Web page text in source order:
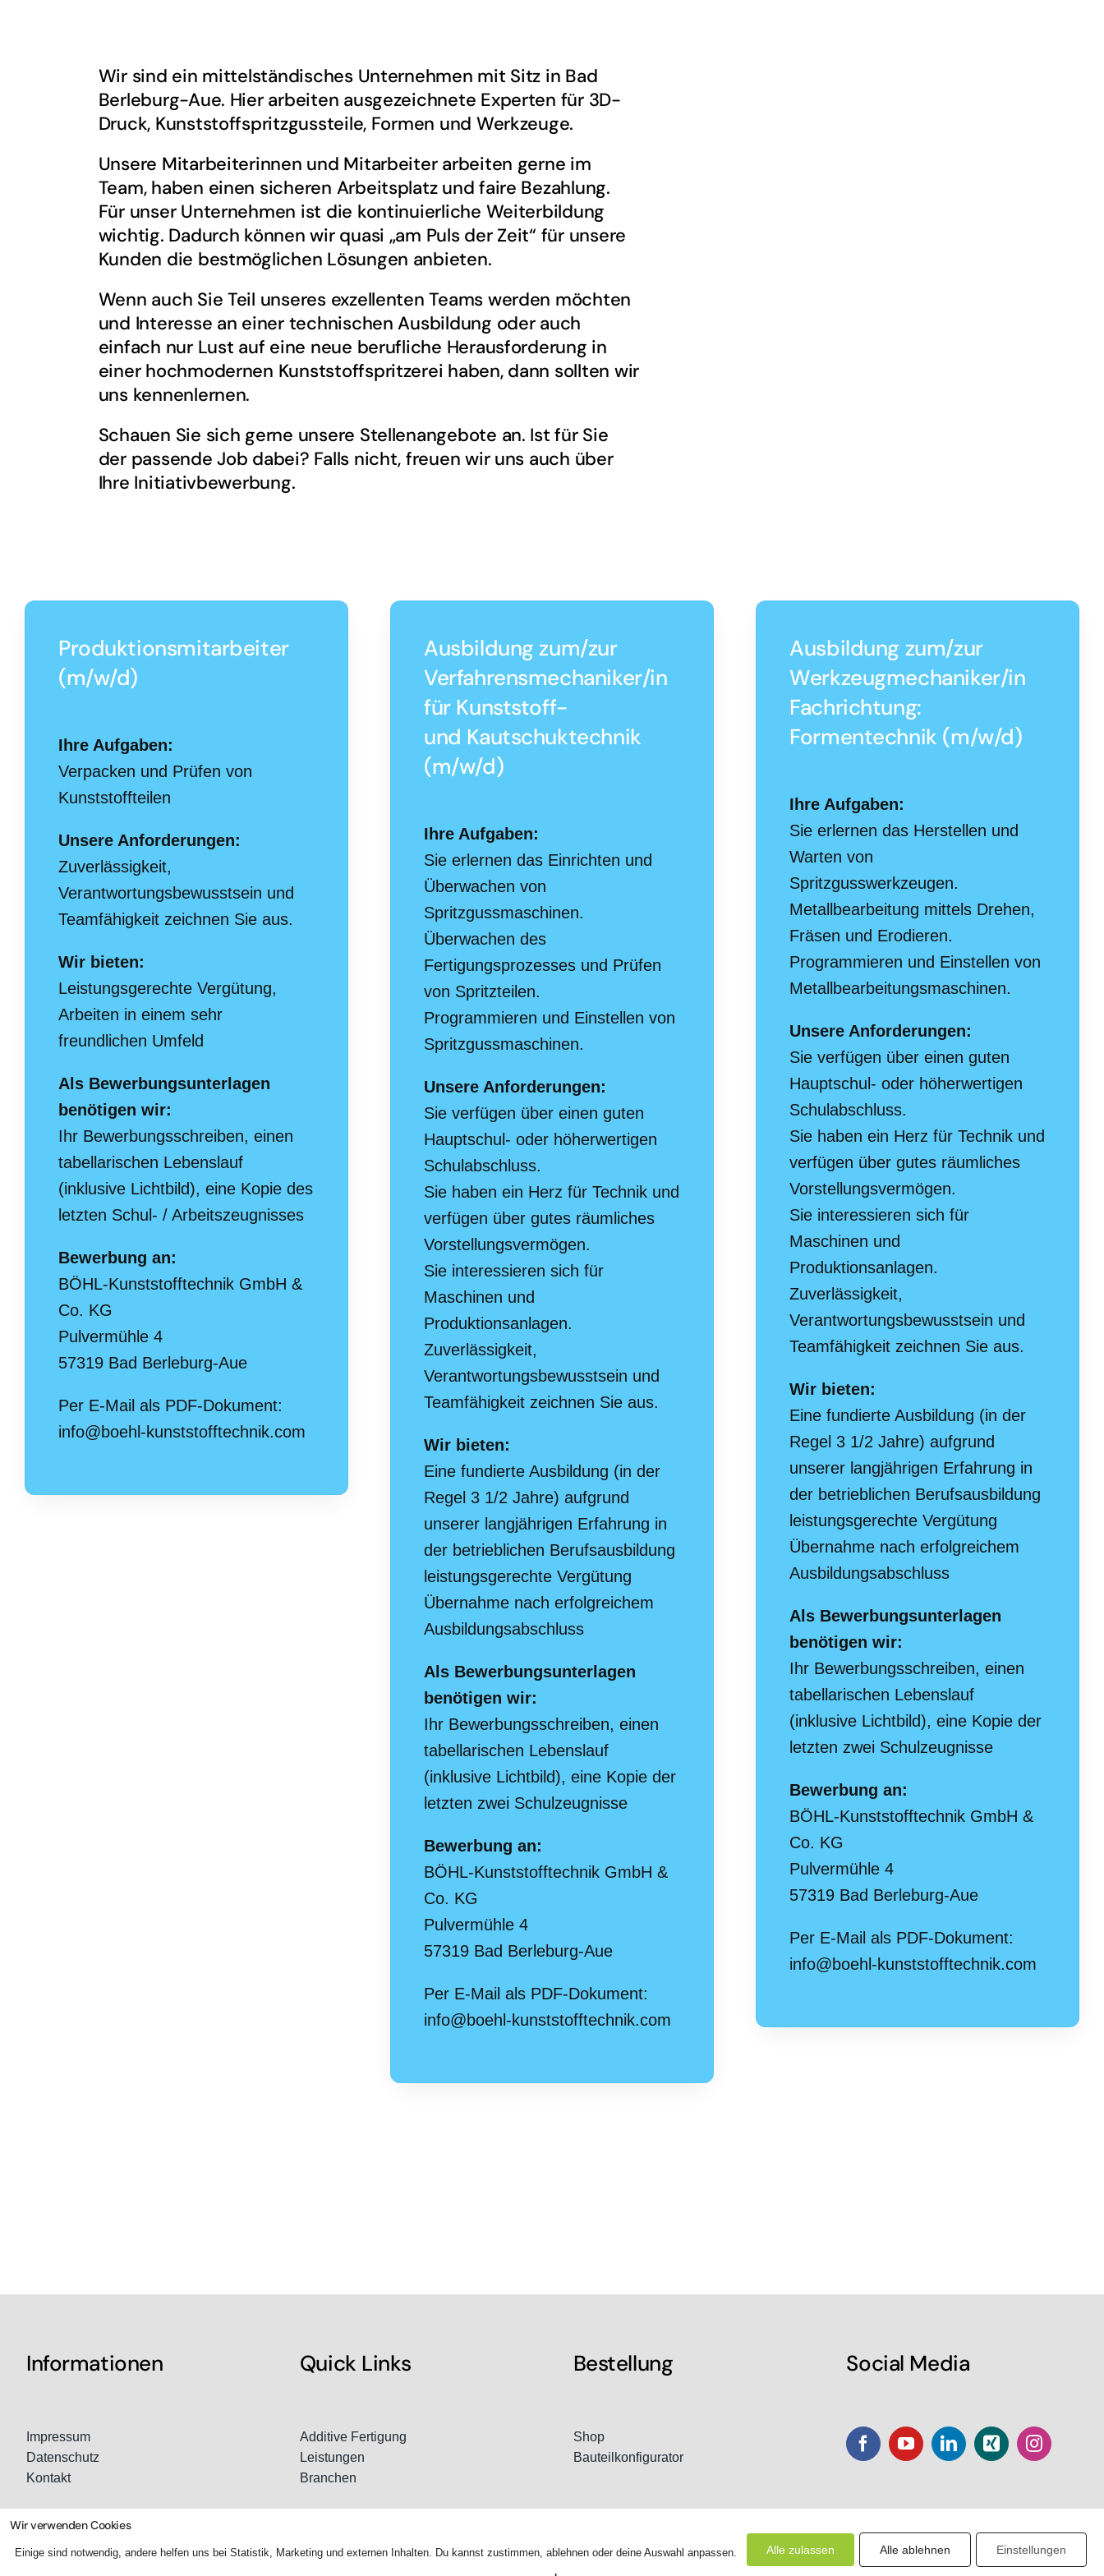
Wir sind ein mittelständisches Unternehmen mit Sitz in Bad
Berleburg-Aue. Hier arbeiten ausgezeichnete Experten für 3D-
Druck, Kunststoff­spritzgussteile, Formen und Werkzeuge.
Unsere Mitarbeiterinnen und Mitarbeiter arbeiten gerne im
Team, haben einen sicheren Arbeitsplatz und faire Bezahlung.
Für unser Unternehmen ist die kontinuierliche Weiterbildung
wichtig. Dadurch können wir quasi „am Puls der Zeit“ für unsere
Kunden die bestmöglichen Lösungen anbieten.
Wenn auch Sie Teil unseres exzellenten Teams werden möchten
und Interesse an einer technischen Ausbildung oder auch
einfach nur Lust auf eine neue berufliche Herausforderung in
einer hochmodernen Kunststoffspritzerei haben, dann sollten wir
uns kennenlernen.
Schauen Sie sich gerne unsere Stellenangebote an. Ist für Sie
der passende Job dabei? Falls nicht, freuen wir uns auch über
Ihre Initiativbewerbung.
Produktionsmitarbeiter
(m/w/d)
Ihre Aufgaben:
Verpacken und Prüfen von
Kunststoffteilen
Unsere Anforderungen:
Zuverlässigkeit,
Verantwortungsbewusstsein und
Teamfähigkeit zeichnen Sie aus.
Wir bieten:
Leistungsgerechte Vergütung,
Arbeiten in einem sehr
freundlichen Umfeld
Als Bewerbungsunterlagen
benötigen wir:
Ihr Bewerbungsschreiben, einen
tabellarischen Lebenslauf
(inklusive Lichtbild), eine Kopie des
letzten Schul- / Arbeitszeugnisses
Bewerbung an:
BÖHL-Kunststofftechnik GmbH &
Co. KG
Pulvermühle 4
57319 Bad Berleburg-Aue
Per E-Mail als PDF-Dokument:
info@boehl-kunststofftechnik.com
Ausbildung zum/zur
Verfahrensmechaniker/in
für Kunststoff-
und Kautschuktechnik
(m/w/d)
Ihre Aufgaben:
Sie erlernen das Einrichten und
Überwachen von
Spritzgussmaschinen.
Überwachen des
Fertigungsprozesses und Prüfen
von Spritzteilen.
Programmieren und Einstellen von
Spritzgussmaschinen.
Unsere Anforderungen:
Sie verfügen über einen guten
Hauptschul- oder höherwertigen
Schulabschluss.
Sie haben ein Herz für Technik und
verfügen über gutes räumliches
Vorstellungsvermögen.
Sie interessieren sich für
Maschinen und
Produktionsanlagen.
Zuverlässigkeit,
Verantwortungsbewusstsein und
Teamfähigkeit zeichnen Sie aus.
Wir bieten:
Eine fundierte Ausbildung (in der
Regel 3 1/2 Jahre) aufgrund
unserer langjährigen Erfahrung in
der betrieblichen Berufsausbildung
leistungsgerechte Vergütung
Übernahme nach erfolgreichem
Ausbildungsabschluss
Als Bewerbungsunterlagen
benötigen wir:
Ihr Bewerbungsschreiben, einen
tabellarischen Lebenslauf
(inklusive Lichtbild), eine Kopie der
letzten zwei Schulzeugnisse
Bewerbung an:
BÖHL-Kunststofftechnik GmbH &
Co. KG
Pulvermühle 4
57319 Bad Berleburg-Aue
Per E-Mail als PDF-Dokument:
info@boehl-kunststofftechnik.com
Ausbildung zum/zur
Werkzeugmechaniker/in
Fachrichtung:
Formentechnik (m/w/d)
Ihre Aufgaben:
Sie erlernen das Herstellen und
Warten von
Spritzgusswerkzeugen.
Metallbearbeitung mittels Drehen,
Fräsen und Erodieren.
Programmieren und Einstellen von
Metallbearbeitungsmaschinen.
Unsere Anforderungen:
Sie verfügen über einen guten
Hauptschul- oder höherwertigen
Schulabschluss.
Sie haben ein Herz für Technik und
verfügen über gutes räumliches
Vorstellungsvermögen.
Sie interessieren sich für
Maschinen und
Produktionsanlagen.
Zuverlässigkeit,
Verantwortungsbewusstsein und
Teamfähigkeit zeichnen Sie aus.
Wir bieten:
Eine fundierte Ausbildung (in der
Regel 3 1/2 Jahre) aufgrund
unserer langjährigen Erfahrung in
der betrieblichen Berufsausbildung
leistungsgerechte Vergütung
Übernahme nach erfolgreichem
Ausbildungsabschluss
Als Bewerbungsunterlagen
benötigen wir:
Ihr Bewerbungsschreiben, einen
tabellarischen Lebenslauf
(inklusive Lichtbild), eine Kopie der
letzten zwei Schulzeugnisse
Bewerbung an:
BÖHL-Kunststofftechnik GmbH &
Co. KG
Pulvermühle 4
57319 Bad Berleburg-Aue
Per E-Mail als PDF-Dokument:
info@boehl-kunststofftechnik.com
Informationen
Impressum
Datenschutz
Kontakt
Quick Links
Additive Fertigung
Leistungen
Branchen
Bestellung
Shop
Bauteilkonfigurator
Social Media
Wir verwenden Cookies
Einige sind notwendig, andere helfen uns bei Statistik, Marketing und externen Inhalten. Du kannst zustimmen, ablehnen oder deine Auswahl anpassen. Alle zulassen Alle ablehnen Einstellungen